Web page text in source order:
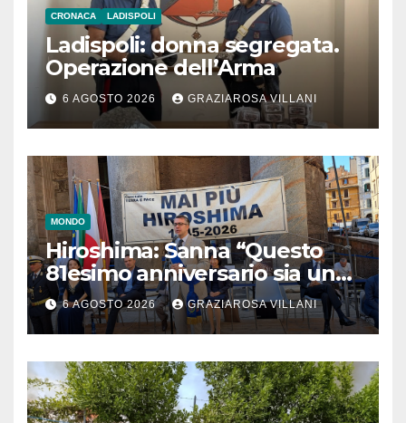
CRONACA LADISPOLI
Ladispoli: donna segregata.
Operazione dell’Arma
6 AGOSTO 2026 GRAZIAROSA VILLANI
MONDO
Hiroshima: Sanna “Questo
81esimo anniversario sia un
monito per tutti”
6 AGOSTO 2026 GRAZIAROSA VILLANI